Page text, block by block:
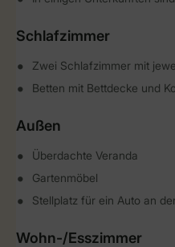
Schlafzimmer
Zwei Schlafzimmer mit
Betten mit Bettdecke und
Außen
Überdachte Veranda
Gartenmöbel
Stellplatz für ein Auto an
Wohn-/Esszimmer